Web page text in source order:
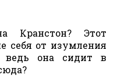
Кранстон? Этот
себя от изумления
она сидит в